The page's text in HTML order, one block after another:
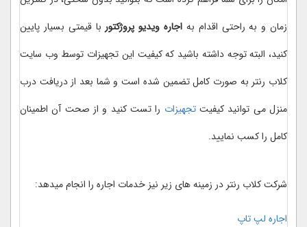
زمان و به راحتی اقدام به اجاره ویدیو پروژکتور با قیمتی بسیار پایین
کنید، البته توجه داشته باشید که کیفیت این تجهیزات توسط وب سایت
کلاب رنتر به صورت کامل تضمین شده است و شما بعد از دریافت درب
منزل می توانید کیفیتتجهیزات را تست کنید و از صحت آن اطمینان
کامل را کسب نمایید.
شرکت کلاب رنتر در زمینه های زیر نیز خدمات اجاره را انجام میدهد:
اجاره لپ تاپ